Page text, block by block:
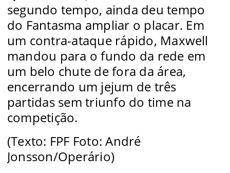
segundo tempo, ainda deu tempo
do Fantasma ampliar o placar. Em
um contra-ataque rápido, Maxwell
mandou para o fundo da rede em
um belo chute de fora da área,
encerrando um jejum de três
partidas sem triunfo do time na
competição.
(Texto: FPF Foto:André
Jonsson/Operário)